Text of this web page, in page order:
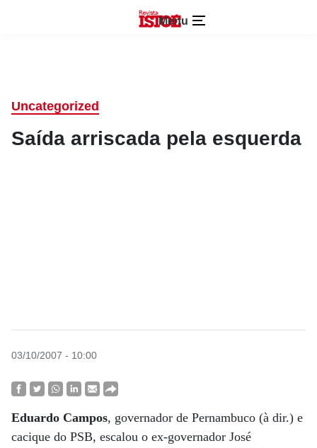
Menu
Uncategorized
Saída arriscada pela esquerda
03/10/2007 - 10:00
Eduardo Campos, governador de Pernambuco (à dir.) e
cacique do PSB, escalou o ex-governador José